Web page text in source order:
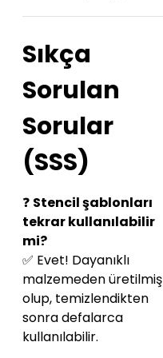
Sıkça
Sorulan
Sorular
(SSS)
❓ Stencil şablonları
tekrar kullanılabilir
mi?
✅ Evet! Dayanıklı
malzemeden üretilmiş
olup, temizlendikten
sonra defalarca
kullanılabilir.